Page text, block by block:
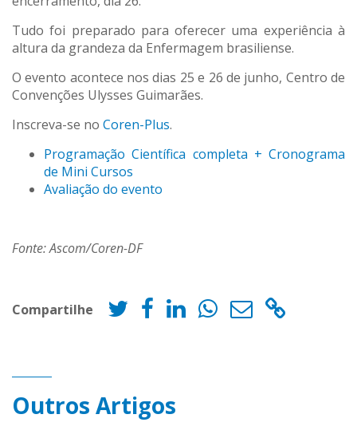
Tudo foi preparado para oferecer uma experiência à
altura da grandeza da Enfermagem brasiliense.
O evento acontece nos dias 25 e 26 de junho, Centro de
Convenções Ulysses Guimarães.
Inscreva-se no Coren-Plus.
Programação Científica completa + Cronograma
de Mini Cursos
Avaliação do evento
Fonte: Ascom/Coren-DF
Compartilhe
Outros Artigos